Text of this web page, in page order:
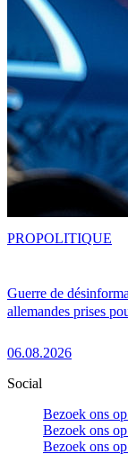
Guerre de
allemandes prises
06.08.2026
PROPOLITIQUE
Social
Bezoek ons
Bezoek ons
Bezoek ons